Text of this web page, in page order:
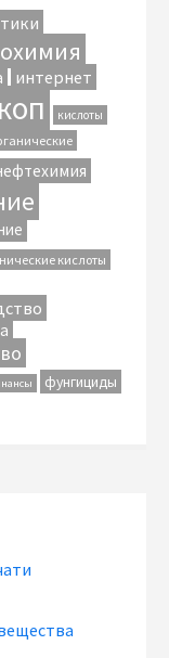
интернет
кислоты
кислоты
фунгициды